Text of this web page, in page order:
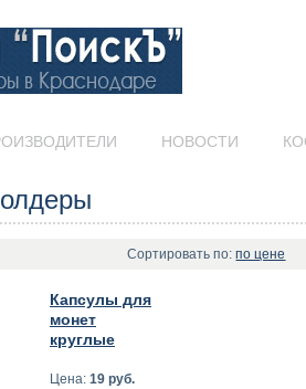
НОВОСТИ
Сортировать по:по цене
Капсулы для
монет
круглые
Цена: 19 руб.